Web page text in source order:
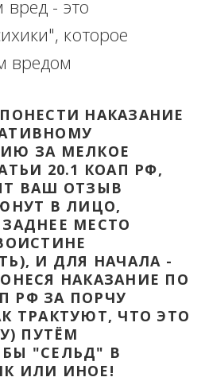
- это
которое
вредом
НАКАЗАНИЕ
ЗА МЕЛКОЕ
20.1 КОАП РФ,
ВАШ ОТЗЫВ
В ЛИЦО,
МЕСТО
И ДЛЯ НАЧАЛА -
НАКАЗАНИЕ ПО
РФ ЗА ПОРЧУ
ТРАКТУЮТ, ЧТО ЭТО
ПУТЁМ
"СЕЛЬД" В
ИЛИ ИНОЕ!